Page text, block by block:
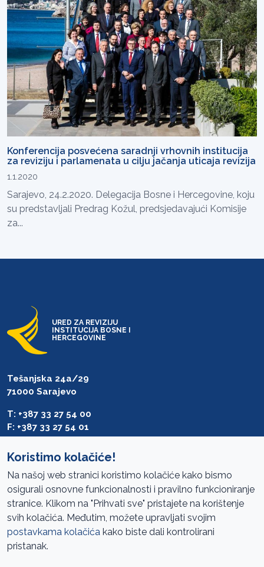
Konferencija posvećena saradnji vrhovnih institucija
za reviziju i parlamenata u cilju jačanja uticaja revizija
1.1.2020
Sarajevo, 24.2.2020. Delegacija Bosne i Hercegovine, koju
su predstavljali Predrag Kožul, predsjedavajući Komisije
za...
URED ZA REVIZIJU
INSTITUCIJA BOSNE I
HERCEGOVINE
Tešanjska 24a/29
71000 Sarajevo
T: +387 33 27 54 00
F: +387 33 27 54 01
Pristup informacijama
Mapa sajta
Oglasi
Koristimo kolačiće!
Na našoj web stranici koristimo kolačiće kako bismo
osigurali osnovne funkcionalnosti i pravilno funkcioniranje
stranice. Klikom na "Prihvati sve" pristajete na korištenje
svih kolačića. Međutim, možete upravljati svojim
postavkama kolačića kako biste dali kontrolirani
pristanak.